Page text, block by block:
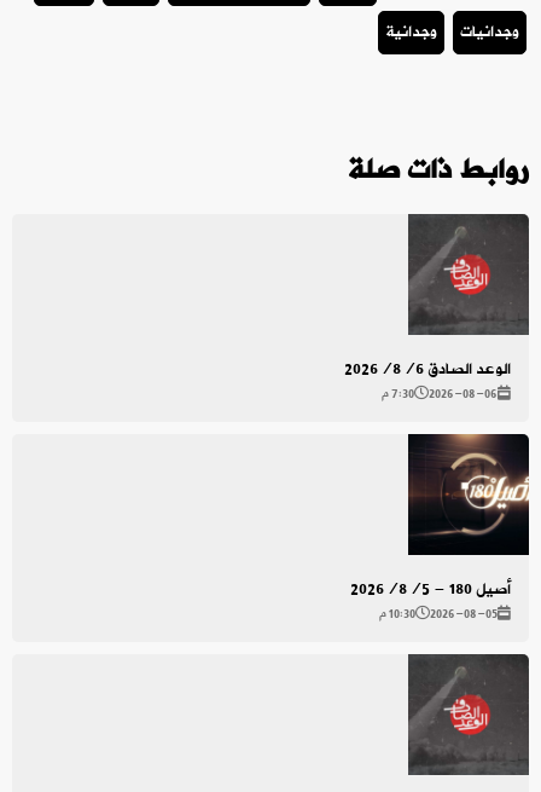
وجدانيات
وجدانية
روابط ذات صلة
الوعد الصادق 2026/8/6
2026-08-06 7:30 م
أصيل 180 - 2026/8/5
2026-08-05 10:30 م